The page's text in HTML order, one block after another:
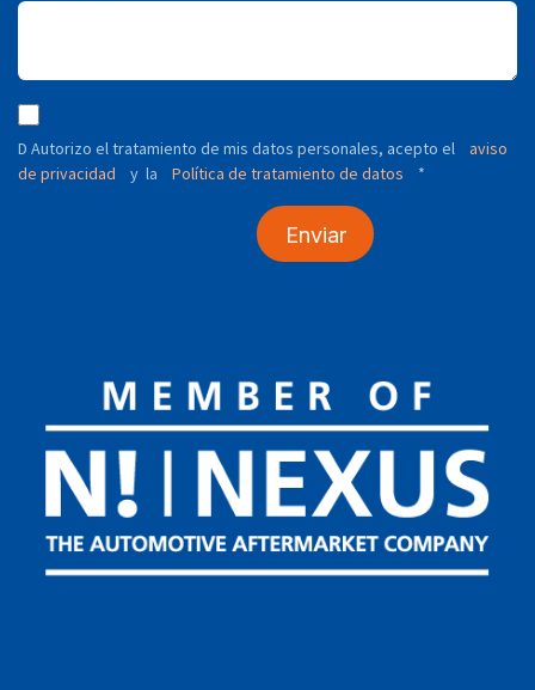
D Autorizo ​​el tratamiento de mis datos personales, acepto el
aviso
de privacidad
y la Política de tratamiento de datos *
Enviar